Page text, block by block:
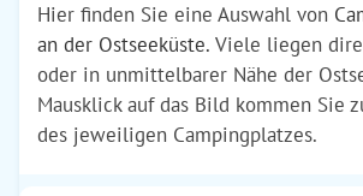
Hier finden Sie eine Auswahl von
an der Ostseeküste. Viele liegen
oder in unmittelbarer Nähe der
Mausklick auf das Bild kommen Sie
des jeweiligen Campingplatzes.